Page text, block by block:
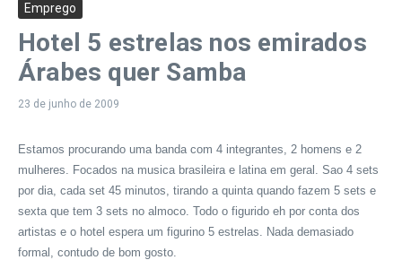
Emprego
Hotel 5 estrelas nos emirados
Árabes quer Samba
23 de junho de 2009
Estamos procurando uma banda com 4 integrantes, 2 homens e 2
mulheres. Focados na musica brasileira e latina em geral. Sao 4 sets
por dia, cada set 45 minutos, tirando a quinta quando fazem 5 sets e
sexta que tem 3 sets no almoco. Todo o figurido eh por conta dos
artistas e o hotel espera um figurino 5 estrelas. Nada demasiado
formal, contudo de bom gosto.